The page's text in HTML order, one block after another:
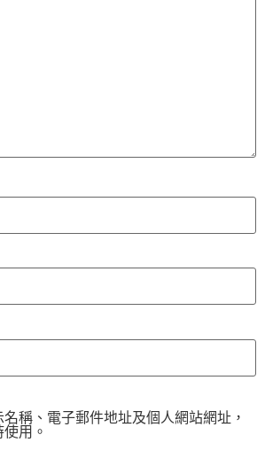
稱、電子郵件地址及個人網站網址，
用。